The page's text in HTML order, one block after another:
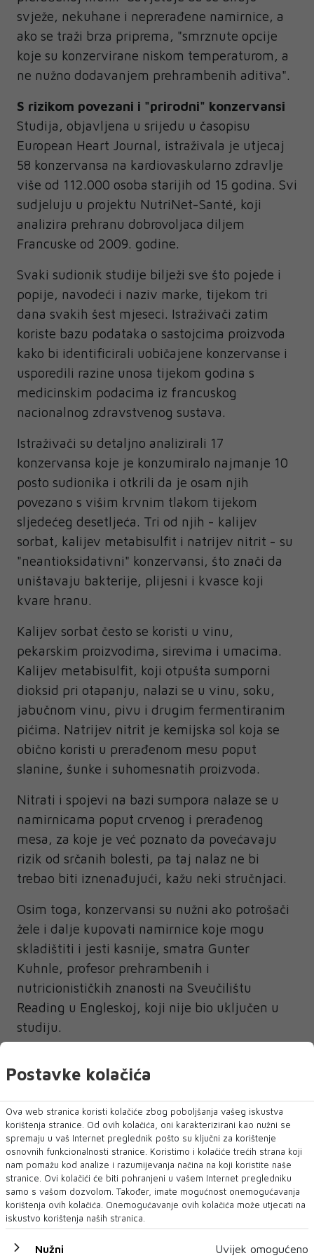
svježe, nekuhane i neprerađene namirnice, a
ako se traži brza priprema, "smrznute opcije
koje su konzervirane niskom temperaturom, a
ne nužno dodavanjem prehrambenih aditiva".
S rizikom povezani i "prirodni" konzervansi
Studija, objavljena u srijedu u časopisu
European Heart Journal, istraživala je utjecaj
58 konzervansa na kardiovaskularno zdravlje
više od 112.000 osoba starijih od 15 godina. Svi
sudjeluju u projektu NutriNet-Santé, koji
analizira prehranu dobrovoljaca diljem
Francuske od 2009. godine.
Svaki sudionik studije bilježi sve što pojede i
popije, navodeći i naziv marke, tijekom tri
dana svakih šest mjeseci. Istraživači zatim
koriste bazu podataka o sastojcima proizvoda
kako bi identificirali uobičajene konzervanse i
usporedili razine unosa tijekom godina s
medicinskim podacima iz francuskog
nacionalnog zdravstvenog sustava.
Istraživači su detaljno analizirali 17
konzervansa koje je konzumiralo najmanje 10
posto sudionika i otkrili da je osam njih
povezano s višim krvnim tlakom tijekom
sljedećeg desetljeća. Tri od njih - kalijev
sorbat, kalijev metabisulfit i natrijev nitrit - su
"neantioksidativni" konzervansi, što znači da
uništavaju bakterije, plijesni i kvasce koji
kvare hranu.
Kalijev sorbat često se koristi u vinu,
pekarskim proizvodima, sirevima i umacima.
Kalijev metabisulfit, koji otpušta sumporni
dioksid pri otapanju, nalazi se u vinu, soku,
jabučnom vinu, pivu i drugim fermentiranim
pićima. Natrijev nitrit je kemijska sol koja se
obično koristi u prerađenom mesu poput
slanine, šunke i suhomesnatih proizvoda.
Nitrati i spojevi na bazi sumpora nalaze se u
namirnicama poput crvenog i prerađenog
mesa, za koje je već poznato da povećavaju
rizik od srčanih bolesti, pa taj nalaz ne bi
trebao biti iznenađujući, kažu neki stručnjaci.
Osim toga, konzervansi su nužni ako potrošači
žele i dalje kupovati namirnice koje mogu
skladištiti i jesti kasnije, smatra Gunter
Kuhnle, profesor prehrambenih i
nutricionističkih znanosti na Sveučilištu
Reading u Engleskoj, koji nije bio uključen u
studiju.
prehrambenom sustavu, ne samo u
sprječavanju bolesti koje se prenose hranom,
već i u sprječavanju kvarenja, smanjenju
bacanja hrane i produljenju roka trajanja",
rekao je Kuhnle u izjavi.
Preostali konzervansi povezani s visokim
krvnim tlakom u studiji - askorbinska kiselina,
natrijev askorbat, natrijev eritorbat, limunska
kiselina i ekstrakti ružmarina - takozvani su
Postavke kolačića
Ova web stranica koristi kolačiće zbog poboljšanja vašeg iskustva
korištenja stranice. Od ovih kolačića, oni karakterizirani kao nužni se
spremaju u vaš Internet preglednik pošto su ključni za korištenje
osnovnih funkcionalnosti stranice. Koristimo i kolačiće trećih strana koji
nam pomažu kod analize i razumijevanja načina na koji koristite naše
stranice. Ovi kolačići će biti pohranjeni u vašem Internet pregledniku
samo s vašom dozvolom. Također, imate mogućnost onemogućavanja
korištenja ovih kolačića. Onemogućavanje ovih kolačića može utjecati na
iskustvo korištenja naših stranica.
Nužni Uvijek omogućeno